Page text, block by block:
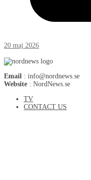
20 maj 2026
Email : info@nordnews.se
Website : NordNews.se
TV
CONTACT US